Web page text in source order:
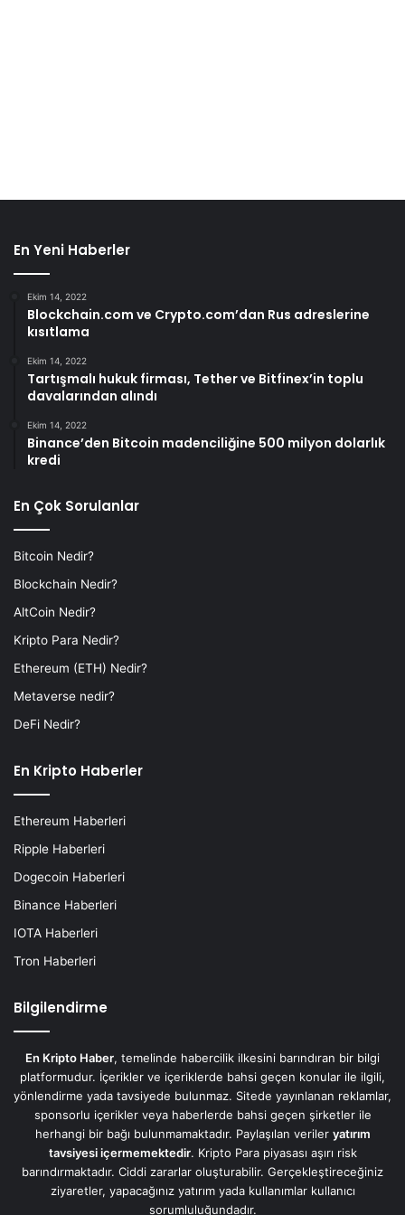
En Yeni Haberler
Ekim 14, 2022
Blockchain.com ve Crypto.com’dan Rus adreslerine
kısıtlama
Ekim 14, 2022
Tartışmalı hukuk firması, Tether ve Bitfinex’in toplu
davalarından alındı
Ekim 14, 2022
Binance’den Bitcoin madenciliğine 500 milyon dolarlık
kredi
En Çok Sorulanlar
Bitcoin Nedir?
Blockchain Nedir?
AltCoin Nedir?
Kripto Para Nedir?
Ethereum (ETH) Nedir?
Metaverse nedir?
DeFi Nedir?
En Kripto Haberler
Ethereum Haberleri
Ripple Haberleri
Dogecoin Haberleri
Binance Haberleri
IOTA Haberleri
Tron Haberleri
Bilgilendirme
En Kripto Haber, temelinde habercilik ilkesini barındıran bir bilgi
platformudur. İçerikler ve içeriklerde bahsi geçen konular ile ilgili,
yönlendirme yada tavsiyede bulunmaz. Sitede yayınlanan reklamlar,
sponsorlu içerikler veya haberlerde bahsi geçen şirketler ile
herhangi bir bağı bulunmamaktadır. Paylaşılan veriler yatırım
tavsiyesi içermemektedir. Kripto Para piyasası aşırı risk
barındırmaktadır. Ciddi zararlar oluşturabilir. Gerçekleştireceğiniz
ziyaretler, yapacağınız yatırım yada kullanımlar kullanıcı
sorumluluğundadır.